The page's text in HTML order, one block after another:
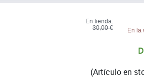
En tienda:
30,00 €
En la
(Artículo en